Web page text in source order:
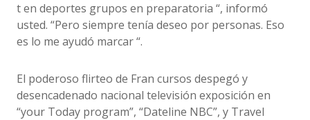
t en deportes grupos en preparatoria “, informó
usted. “Pero siempre tenía deseo por personas. Eso
es lo me ayudó marcar “.
El poderoso flirteo de Fran cursos despegó y
desencadenado nacional televisión exposición en
“your Today program”, “Dateline NBC”, y Travel